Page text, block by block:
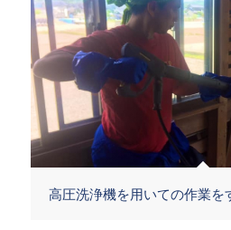
高圧洗浄機を用いての作業を